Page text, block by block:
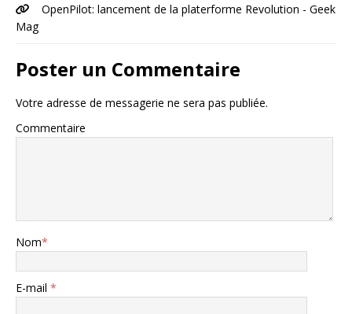
OpenPilot: lancement de la platerforme Revolution - Geek
Mag
Poster un Commentaire
Votre adresse de messagerie ne sera pas publiée.
Commentaire
Nom*
E-mail *